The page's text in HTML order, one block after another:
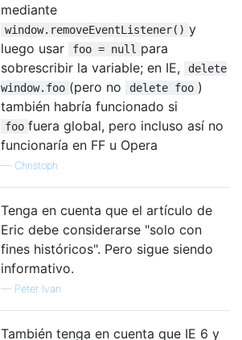
mediante
window.removeEventListener() y
luego usar
foo = null para
sobrescribir la variable; en IE,
delete
window.foo (pero no delete foo )
también habría funcionado si
foo fuera global, pero incluso así no
funcionaría en FF u Opera
— Christoph
Tenga en cuenta que el artículo de
Eric debe considerarse "solo con
fines históricos". Pero sigue siendo
informativo.
— Peter Ivan
También tenga en cuenta que IE 6 y